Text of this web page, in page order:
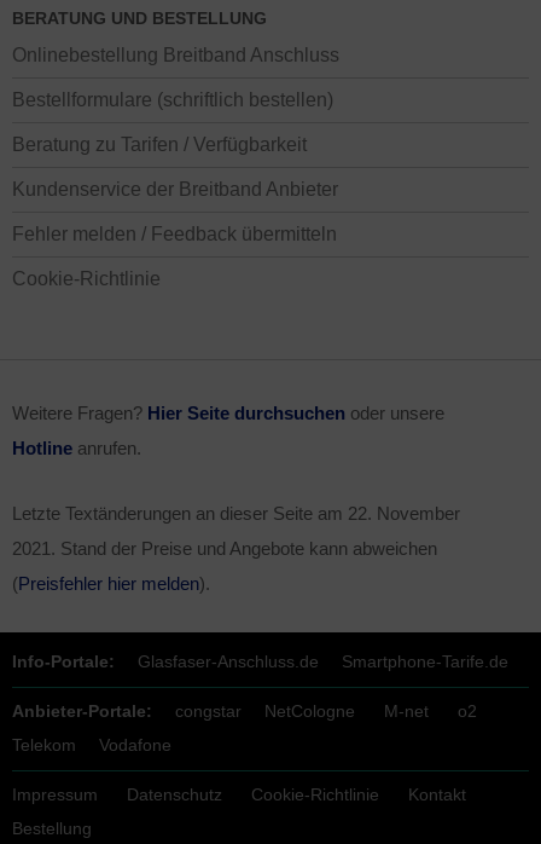
BERATUNG UND BESTELLUNG
Onlinebestellung Breitband Anschluss
Bestellformulare (schriftlich bestellen)
Beratung zu Tarifen / Verfügbarkeit
Kundenservice der Breitband Anbieter
Fehler melden / Feedback übermitteln
Cookie-Richtlinie
Weitere Fragen? Hier Seite durchsuchen oder unsere
Hotline anrufen.
Letzte Textänderungen an dieser Seite am 22. November
2021 . Stand der Preise und Angebote kann abweichen
(Preisfehler hier melden).
Info-Portale: Glasfaser-Anschluss.de Smartphone-Tarife.de
Anbieter-Portale: congstar NetCologne M-net
o2
Telekom
Vodafone
Impressum Datenschutz Cookie-Richtlinie
Kontakt
Bestellung